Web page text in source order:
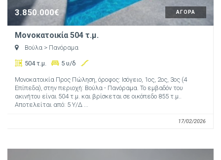
ΑΓΟΡΑ
3.850.000€
Μονοκατοικία 504 τ.μ.
Βούλα > Πανόραμα
504 τ.μ. 5 υ/δ
Μονοκατοικία Προς Πώληση, όροφος: Ισόγειο, 1ος, 2ος, 3ος (4
Επίπεδα), στην περιοχή: Βούλα - Πανόραμα. Το εμβαδόν του
ακινήτου είναι 504 τ.μ. και βρίσκεται σε οικόπεδο 855 τ.μ..
Αποτελείται από: 5 Υ/Δ ...
17/02/2026